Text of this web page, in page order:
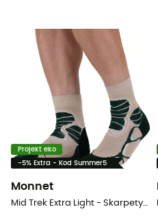
Projekt eko
-5% Extra - Kod Summer5
Monnet
Mid Trek Extra Light - Skarpety trekkingowe